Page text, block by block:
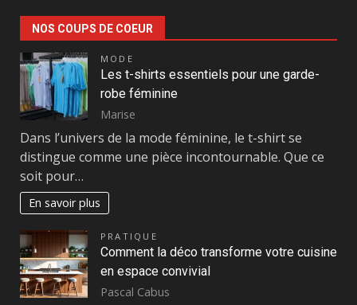
NOS COUPS DE COEUR
MODE
Les t-shirts essentiels pour une garde-
robe féminine
Marise
Dans l’univers de la mode féminine, le t-shirt se
distingue comme une pièce incontournable. Que ce
soit pour…
En savoir plus
PRATIQUE
Comment la déco transforme votre cuisine
en espace convivial
Pascal Cabus